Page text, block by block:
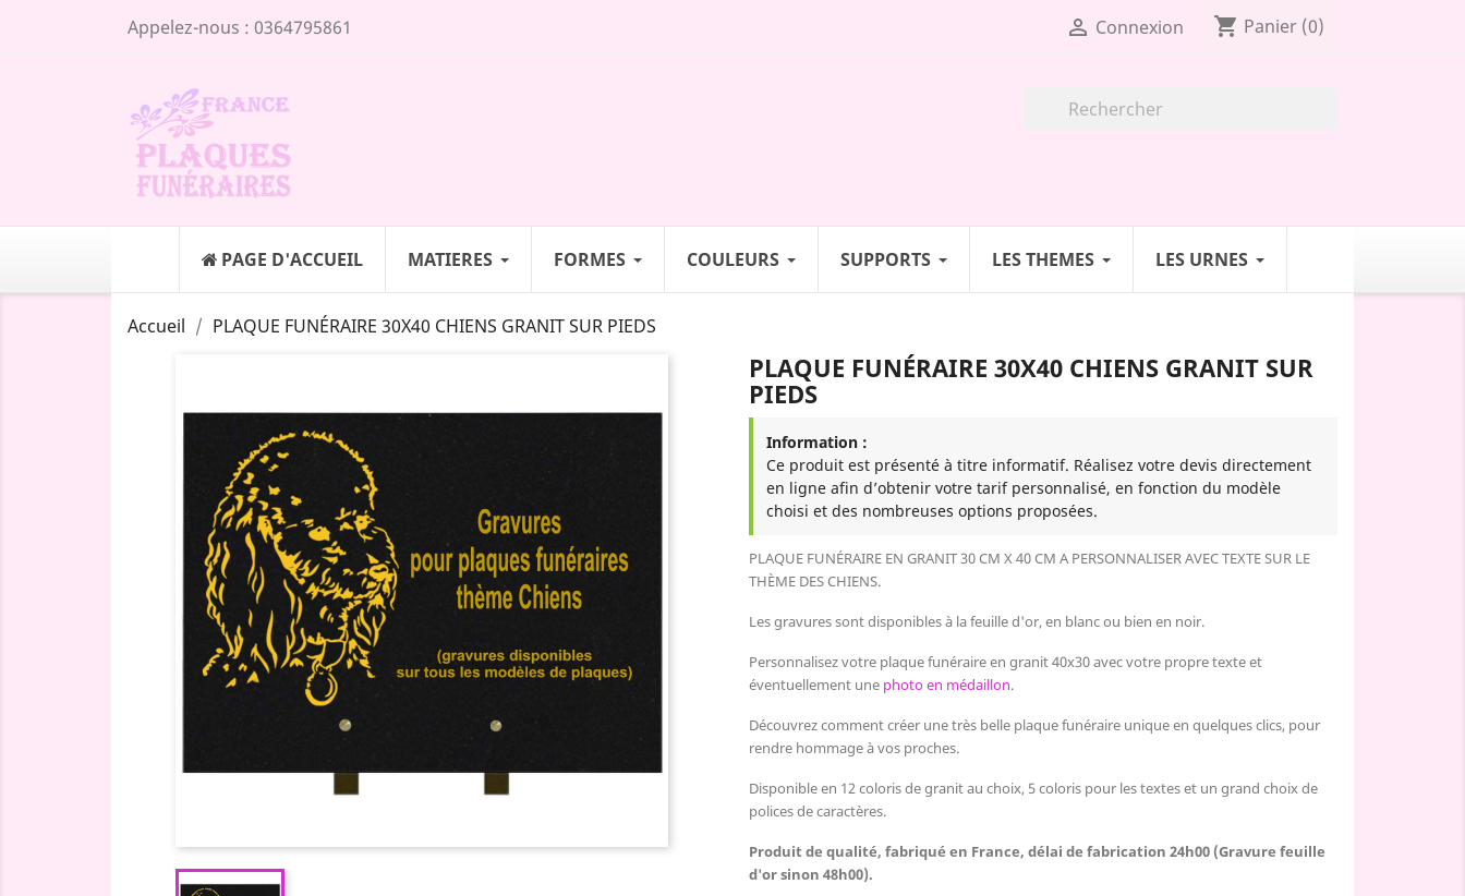
Appelez-nous : 0364795861  Connexion shopping_cart Panier (0)
PAGE D'ACCUEIL MATIERES FORMES COULEURS SUPPORTS LES THEMES LES URNES
Accueil PLAQUE FUNÉRAIRE 30X40 CHIENS GRANIT SUR PIEDS
PLAQUE FUNÉRAIRE 30X40 CHIENS GRANIT SUR
PIEDS
Information :
Ce produit est présenté à titre informatif. Réalisez votre devis directement
en ligne afin d’obtenir votre tarif personnalisé, en fonction du modèle
choisi et des nombreuses options proposées.
PLAQUE FUNÉRAIRE EN GRANIT 30 CM X 40 CM A PERSONNALISER AVEC TEXTE SUR LE
THÈME DES CHIENS.
Les gravures sont disponibles à la feuille d'or, en blanc ou bien en noir.
Personnalisez votre plaque funéraire en granit 40x30 avec votre propre texte et
éventuellement une photo en médaillon.
Découvrez comment créer une très belle plaque funéraire unique en quelques clics, pour
rendre hommage à vos proches.
Disponible en 12 coloris de granit au choix, 5 coloris pour les textes et un grand choix de
polices de caractères.
Produit de qualité, fabriqué en France, délai de fabrication 24h00 (Gravure feuille
d'or sinon 48h00).